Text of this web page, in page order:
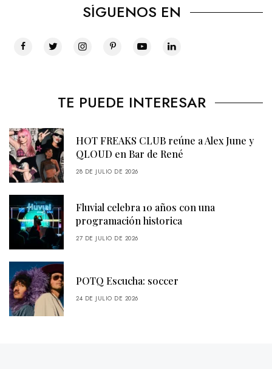
SÍGUENOS EN
TE PUEDE INTERESAR
HOT FREAKS CLUB reúne a Alex June y
QLOUD en Bar de René
28 DE JULIO DE 2026
Fluvial celebra 10 años con una
programación historica
27 DE JULIO DE 2026
POTQ Escucha: soccer
24 DE JULIO DE 2026